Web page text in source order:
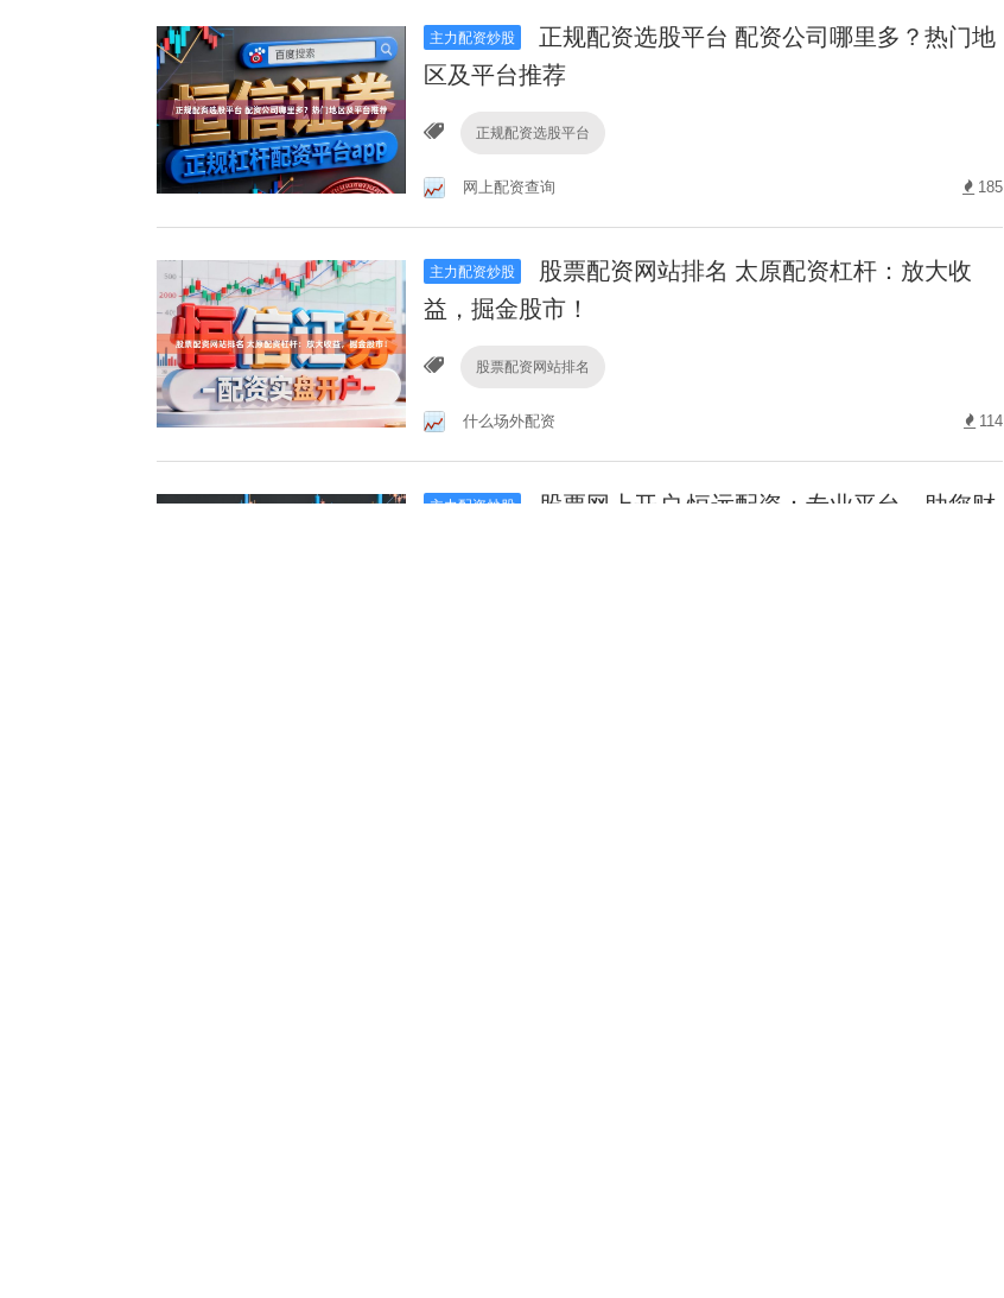
主力配资炒股
正规配资选股平台 配资公司哪里多？热门地
区及平台推荐
正规配资选股平台
网上配资查询 185
主力配资炒股
股票配资网站排名 太原配资杠杆：放大收
益，掘金股市！
股票配资网站排名
什么场外配资 114
主力配资炒股
股票网上开户 恒远配资：专业平台，助您财